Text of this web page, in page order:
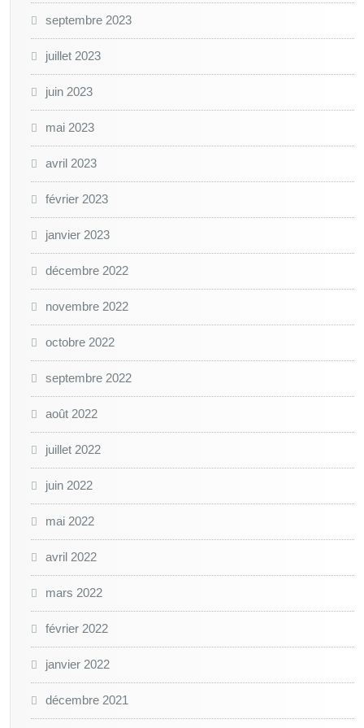
septembre 2023
juillet 2023
juin 2023
mai 2023
avril 2023
février 2023
janvier 2023
décembre 2022
novembre 2022
octobre 2022
septembre 2022
août 2022
juillet 2022
juin 2022
mai 2022
avril 2022
mars 2022
février 2022
janvier 2022
décembre 2021